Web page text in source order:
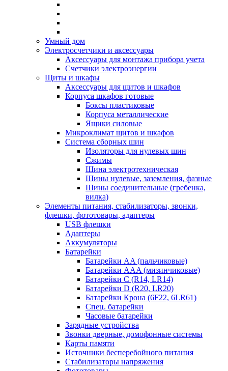
Умный дом
Электросчетчики и аксессуары
Аксессуары для монтажа прибора учета
Счетчики электроэнергии
Щиты и шкафы
Аксессуары для щитов и шкафов
Корпуса шкафов готовые
Боксы пластиковые
Корпуса металлические
Ящики силовые
Микроклимат щитов и шкафов
Система сборных шин
Изоляторы для нулевых шин
Сжимы
Шина электротехническая
Шины нулевые, заземления, фазные
Шины соединительные (гребенка,
вилка)
Элементы питания, стабилизаторы, звонки,
флешки, фототовары, адаптеры
USB флешки
Адаптеры
Аккумуляторы
Батарейки
Батарейки AA (пальчиковые)
Батарейки AAA (мизинчиковые)
Батарейки C (R14, LR14)
Батарейки D (R20, LR20)
Батарейки Крона (6F22, 6LR61)
Спец. батарейки
Часовые батарейки
Зарядные устройства
Звонки дверные, домофонные системы
Карты памяти
Источники бесперебойного питания
Стабилизаторы напряжения